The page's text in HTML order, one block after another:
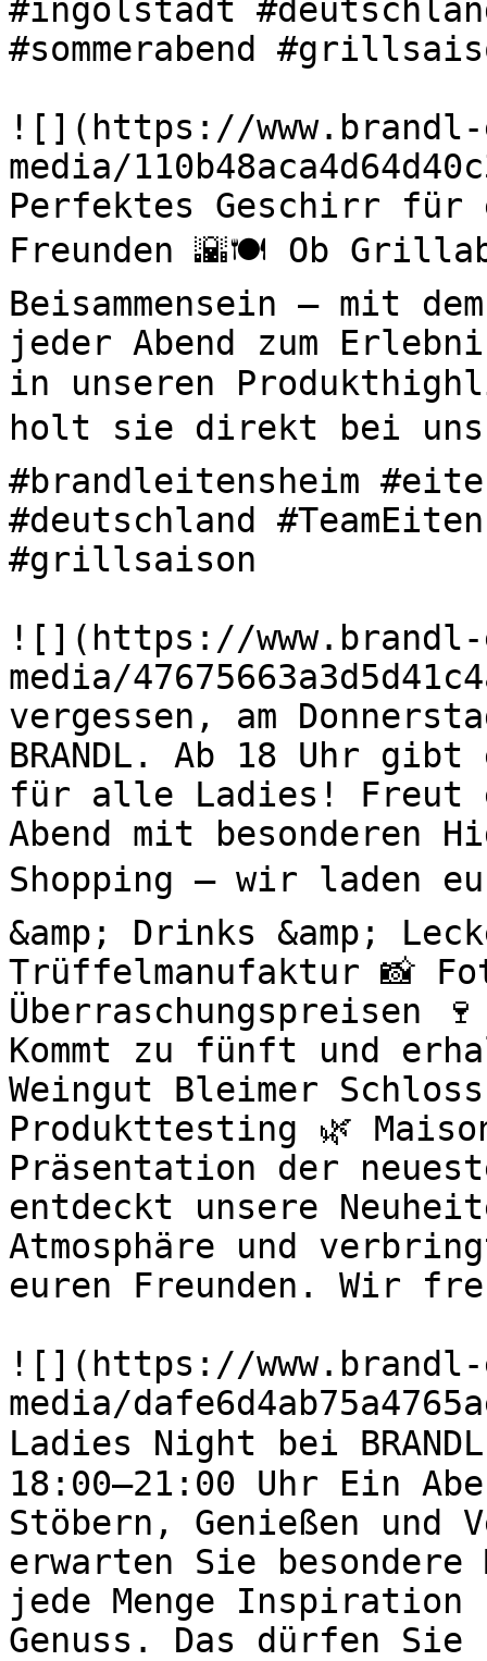
#ingolstadt
#sommerabend
![](https://
media/
Perfektes Geschirr für
Freunden 🌇🍽️ Ob
Beisammensein – mit
jeder Abend zum
in unseren
holt sie direkt bei uns
#brandleitensheim
#deutschland
#grillsaison
![](https://
media/
vergessen, am
BRANDL. Ab 18 Uhr
für alle Ladies! Freut
Abend mit besonderen
Shopping – wir laden
&amp; Drinks &amp;
Trüffelmanufaktur 📸
Überraschungspreisen
Kommt zu fünft und
Weingut Bleimer
Produkttesting 🌿
Präsentation der
entdeckt unsere
Atmosphäre und
euren Freunden. Wir
![](https://
media/
Ladies Night bei
18:00–21:00 Uhr Ein
Stöbern, Genießen und
erwarten Sie besondere
jede Menge
Genuss. Das dürfen